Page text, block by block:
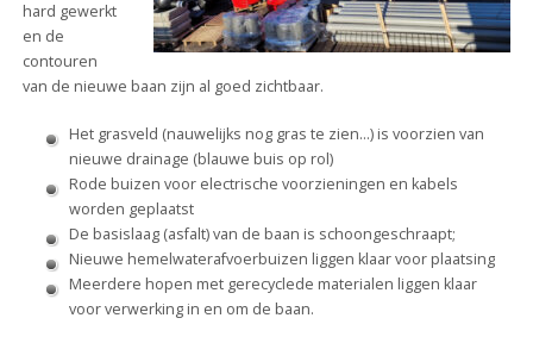
hard gewerkt
en de
contouren
van de nieuwe baan zijn al goed zichtbaar.
Het grasveld (nauwelijks nog gras te zien…) is voorzien van
nieuwe drainage (blauwe buis op rol)
Rode buizen voor electrische voorzieningen en kabels
worden geplaatst
De basislaag (asfalt) van de baan is schoongeschraapt;
Nieuwe hemelwaterafvoerbuizen liggen klaar voor plaatsing
Meerdere hopen met gerecyclede materialen liggen klaar
voor verwerking in en om de baan.